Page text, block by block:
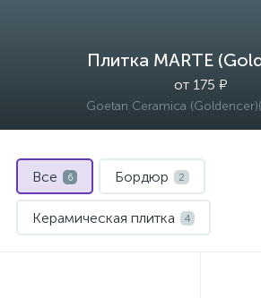
Плитка MARTE
от 175 ₽
Goetan Ceramica
Все 6 Бордюр 2
Керамическая плитка 4